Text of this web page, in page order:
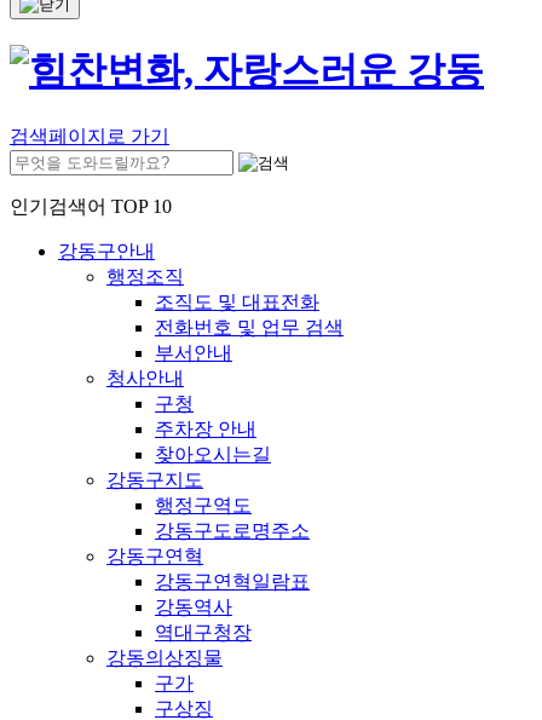
검색페이지로 가기
인기검색어 TOP 10
강동구안내
행정조직
조직도 및 대표전화
전화번호 및 업무 검색
부서안내
청사안내
구청
주차장 안내
찾아오시는길
강동구지도
행정구역도
강동구도로명주소
강동구연혁
강동구연혁일람표
강동역사
역대구청장
강동의상징물
구가
구상징